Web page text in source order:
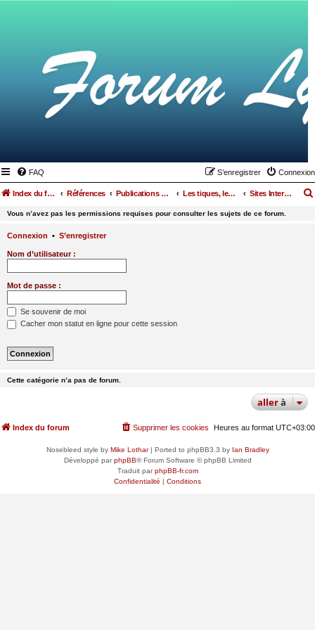
FAQ Connexion
S’enregistrer
Index du forum Références Publications scientifiques Les tiques, les borrelias… Sites Internet
Vous n’avez pas les permissions requises pour consulter les sujets de ce forum.
Connexion • S’enregistrer
Nom d’utilisateur :
Mot de passe :
Se souvenir de moi
Cacher mon statut en ligne pour cette session
Cette catégorie n’a pas de forum.
allerà
Index du forum Heures au format UTC+03:00
Supprimer les cookies
Nosebleed style by Mike Lothar| Ported to phpBB3.3 by Ian Bradley
Développé parphpBB® Forum Software © phpBB Limited
Traduit parphpBB-fr.com
Confidentialité | Conditions